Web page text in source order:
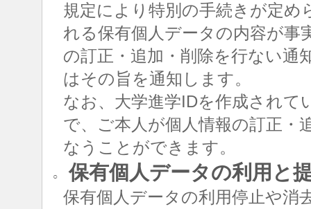
規定により特別の手続きが定め
れる保有個人データの内容が事
の訂正・追加・削除を行ない通
はその旨を通知します。
なお、大学進学IDを作成されて
で、ご本人が個人情報の訂正・
なうことができます。
○ 保有個人データの利用と
保有個人データの利用停止や消